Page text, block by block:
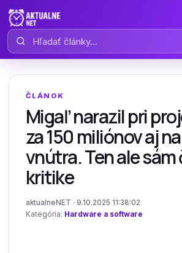
Hľadať články
ČLÁNOK
Migaľ narazil pri
za 150 miliónov aj
vnútra. Ten ale sám
kritike
aktualneNET · 9.10.2025 11:38:02
Kategória: Hardware a software